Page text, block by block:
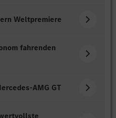
Weltpremiere
fahrenden
AMG GT